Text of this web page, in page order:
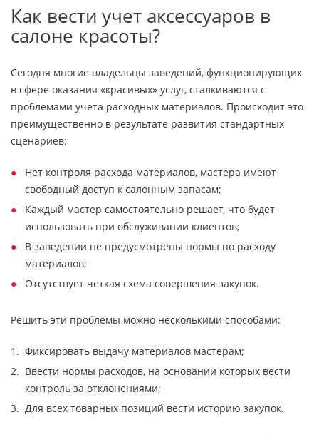
Как вести учет аксессуаров в
салоне красоты?
Сегодня многие владельцы заведений, функционирующих
в сфере оказания «красивых» услуг, сталкиваются с
проблемами учета расходных материалов. Происходит это
преимущественно в результате развития стандартных
сценариев:
Нет контроля расхода материалов, мастера имеют
свободный доступ к салонным запасам;
Каждый мастер самостоятельно решает, что будет
использовать при обслуживании клиентов;
В заведении не предусмотрены нормы по расходу
материалов;
Отсутствует четкая схема совершения закупок.
Решить эти проблемы можно несколькими способами:
Фиксировать выдачу материалов мастерам;
Ввести нормы расходов, на основании которых вести
контроль за отклонениями;
Для всех товарных позиций вести историю закупок.